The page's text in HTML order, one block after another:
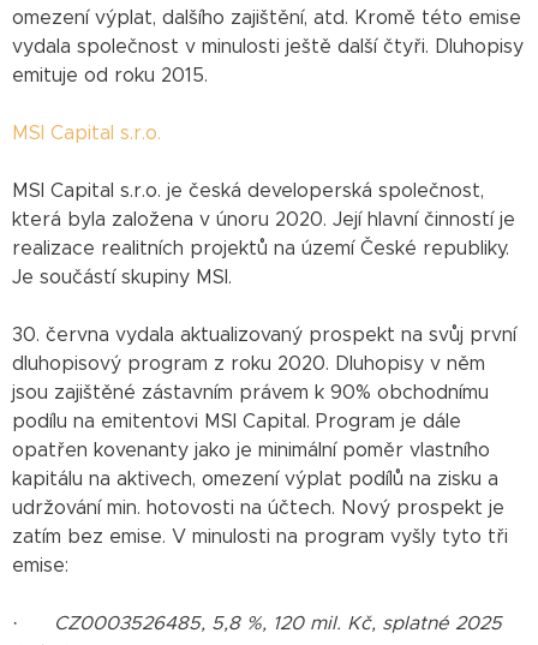
omezení výplat, dalšího zajištění, atd. Kromě této emise
vydala společnost v minulosti ještě další čtyři. Dluhopisy
emituje od roku 2015.
MSI Capital s.r.o.
MSI Capital s.r.o. je česká developerská společnost,
která byla založena v únoru 2020. Její hlavní činností je
realizace realitních projektů na území České republiky.
Je součástí skupiny MSI.
30. června vydala aktualizovaný prospekt na svůj první
dluhopisový program z roku 2020. Dluhopisy v něm
jsou zajištěné zástavním právem k 90% obchodnímu
podílu na emitentovi MSI Capital. Program je dále
opatřen kovenanty jako je minimální poměr vlastního
kapitálu na aktivech, omezení výplat podílů na zisku a
udržování min. hotovosti na účtech. Nový prospekt je
zatím bez emise. V minulosti na program vyšly tyto tři
emise:
·
CZ0003526485, 5,8 %, 120 mil. Kč, splatné 2025